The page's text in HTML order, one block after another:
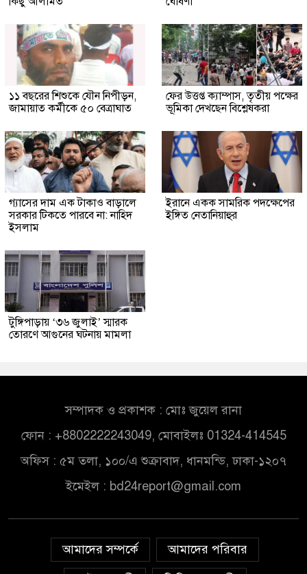
১১ বছরের শিশুকে যৌন নিপীড়ন,
জামায়াত কর্মীকে ৫০ বেত্রাঘাত
ফের উত্তপ্ত ক্যাম্পাস, তৃতীয় পক্ষের
ভূমিকা দেখছেন বিশ্লেষকরা
গ্যাসের দাম এক টাকাও বাড়ালে
সরকার টিকতে পারবে না: নাহিদ
ইসলাম
ইরানে একক সামরিক পদক্ষেপের
ইঙ্গিত নেতানিয়াহুর
টুঙ্গিপাড়ায় ‘৩৬ জুলাই’ স্মারক
তোরণে আগুনের ঘটনায় মামলা
সম্পাদক ও প্রকাশক : মোঃ জুয়েল রানা
ফোন : +8802222243049, মোবাইলঃ 01324-414545
অফিস : ৫ম তলা, ১০০/এ শুক্রাবাদ, ধানমন্ডি, ঢাকা-১২০৭
ইমেইল : bd24report@gmail.com
আমাদের সম্পর্কে
আমাদের পরিবার